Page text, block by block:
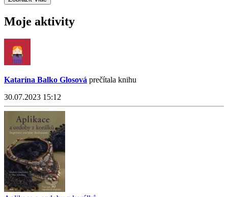
Moje aktivity
Katarína Balko Glosová prečítala knihu
30.07.2023 15:12